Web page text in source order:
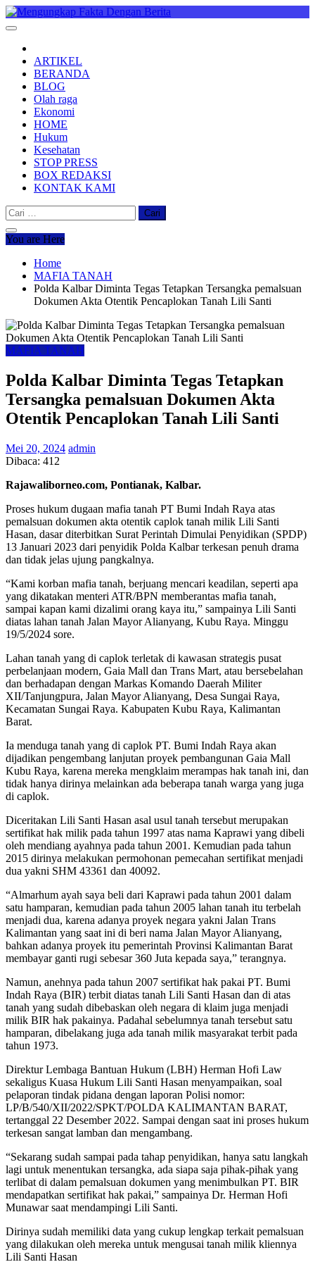
Skip
to
ARTIKEL
BERANDA
BLOG
Olah raga
Ekonomi
HOME
Hukum
Kesehatan
STOP PRESS
BOX REDAKSI
KONTAK KAMI
Cari
untuk:
You are Here
Home
MAFIA TANAH
Polda Kalbar Diminta Tegas Tetapkan Tersangka pemalsuan
Dokumen Akta Otentik Pencaplokan Tanah Lili Santi
MAFIA TANAH
Polda Kalbar Diminta Tegas Tetapkan
Tersangka pemalsuan Dokumen Akta
Otentik Pencaplokan Tanah Lili Santi
Mei 20, 2024 admin
Dibaca: 412
Rajawaliborneo.com, Pontianak, Kalbar.
Proses hukum dugaan mafia tanah PT Bumi Indah Raya atas
pemalsuan dokumen akta otentik caplok tanah milik Lili Santi
Hasan, dasar diterbitkan Surat Perintah Dimulai Penyidikan (SPDP)
13 Januari 2023 dari penyidik Polda Kalbar terkesan penuh drama
dan tidak jelas ujung pangkalnya.
“Kami korban mafia tanah, berjuang mencari keadilan, seperti apa
yang dikatakan menteri ATR/BPN memberantas mafia tanah,
sampai kapan kami dizalimi orang kaya itu,” sampainya Lili Santi
diatas lahan tanah Jalan Mayor Alianyang, Kubu Raya. Minggu
19/5/2024 sore.
Lahan tanah yang di caplok terletak di kawasan strategis pusat
perbelanjaan modern, Gaia Mall dan Trans Mart, atau bersebelahan
dan berhadapan dengan Markas Komando Daerah Militer
XII/Tanjungpura, Jalan Mayor Alianyang, Desa Sungai Raya,
Kecamatan Sungai Raya. Kabupaten Kubu Raya, Kalimantan
Barat.
Ia menduga tanah yang di caplok PT. Bumi Indah Raya akan
dijadikan pengembang lanjutan proyek pembangunan Gaia Mall
Kubu Raya, karena mereka mengklaim merampas hak tanah ini, dan
tidak hanya dirinya melainkan ada beberapa tanah warga yang juga
di caplok.
Diceritakan Lili Santi Hasan asal usul tanah tersebut merupakan
sertifikat hak milik pada tahun 1997 atas nama Kaprawi yang dibeli
oleh mendiang ayahnya pada tahun 2001. Kemudian pada tahun
2015 dirinya melakukan permohonan pemecahan sertifikat menjadi
dua yakni SHM 43361 dan 40092.
“Almarhum ayah saya beli dari Kaprawi pada tahun 2001 dalam
satu hamparan, kemudian pada tahun 2005 lahan tanah itu terbelah
menjadi dua, karena adanya proyek negara yakni Jalan Trans
Kalimantan yang saat ini di beri nama Jalan Mayor Alianyang,
bahkan adanya proyek itu pemerintah Provinsi Kalimantan Barat
membayar ganti rugi sebesar 360 Juta kepada saya,” terangnya.
Namun, anehnya pada tahun 2007 sertifikat hak pakai PT. Bumi
Indah Raya (BIR) terbit diatas tanah Lili Santi Hasan dan di atas
tanah yang sudah dibebaskan oleh negara di klaim juga menjadi
milik BIR hak pakainya. Padahal sebelumnya tanah tersebut satu
hamparan, dibelakang juga ada tanah milik masyarakat terbit pada
tahun 1973.
Direktur Lembaga Bantuan Hukum (LBH) Herman Hofi Law
sekaligus Kuasa Hukum Lili Santi Hasan menyampaikan, soal
pelaporan tindak pidana dengan laporan Polisi nomor:
LP/B/540/XII/2022/SPKT/POLDA KALIMANTAN BARAT,
tertanggal 22 Desember 2022. Sampai dengan saat ini proses hukum
terkesan sangat lamban dan mengambang.
“Sekarang sudah sampai pada tahap penyidikan, hanya satu langkah
lagi untuk menentukan tersangka, ada siapa saja pihak-pihak yang
terlibat di dalam pemalsuan dokumen yang menimbulkan PT. BIR
mendapatkan sertifikat hak pakai,” sampainya Dr. Herman Hofi
Munawar saat mendampingi Lili Santi.
Dirinya sudah memiliki data yang cukup lengkap terkait pemalsuan
yang dilakukan oleh mereka untuk mengusai tanah milik kliennya
Lili Santi Hasan